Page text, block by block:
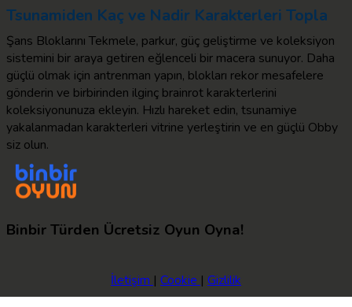
Tsunamiden Kaç ve Nadir Karakterleri Topla
Şans Bloklarını Tekmele, parkur, güç geliştirme ve koleksiyon
sistemini bir araya getiren eğlenceli bir macera sunuyor. Daha
güçlü olmak için antrenman yapın, blokları rekor mesafelere
gönderin ve birbirinden ilginç brainrot karakterlerini
koleksiyonunuza ekleyin. Hızlı hareket edin, tsunamiye
yakalanmadan karakterleri vitrine yerleştirin ve en güçlü Obby
siz olun.
Binbir Türden Ücretsiz Oyun Oyna!
İletişim | Cookie | Gizlilik